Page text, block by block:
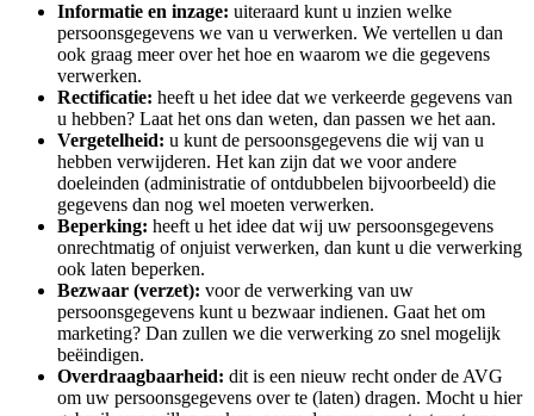
Informatie en inzage: uiteraard kunt u inzien welke
persoonsgegevens we van u verwerken. We vertellen u dan
ook graag meer over het hoe en waarom we die gegevens
verwerken.
Rectificatie: heeft u het idee dat we verkeerde gegevens van
u hebben? Laat het ons dan weten, dan passen we het aan.
Vergetelheid: u kunt de persoonsgegevens die wij van u
hebben verwijderen. Het kan zijn dat we voor andere
doeleinden (administratie of ontdubbelen bijvoorbeeld) die
gegevens dan nog wel moeten verwerken.
Beperking: heeft u het idee dat wij uw persoonsgegevens
onrechtmatig of onjuist verwerken, dan kunt u die verwerking
ook laten beperken.
Bezwaar (verzet): voor de verwerking van uw
persoonsgegevens kunt u bezwaar indienen. Gaat het om
marketing? Dan zullen we die verwerking zo snel mogelijk
beëindigen.
Overdraagbaarheid: dit is een nieuw recht onder de AVG
om uw persoonsgegevens over te (laten) dragen. Mocht u hier